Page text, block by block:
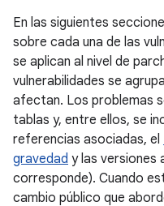
En las siguientes
sobre cada una de las
se aplican al nivel de
vulnerabilidades se
afectan. Los problemas
tablas y, entre ellos, se
referencias asociadas, el
gravedad y las versiones
corresponde). Cuando
cambio público que